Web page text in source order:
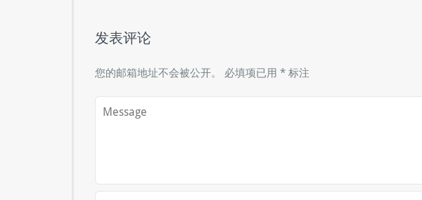
发表评论
您的邮箱地址不会被公开。 必填项已用 * 标注